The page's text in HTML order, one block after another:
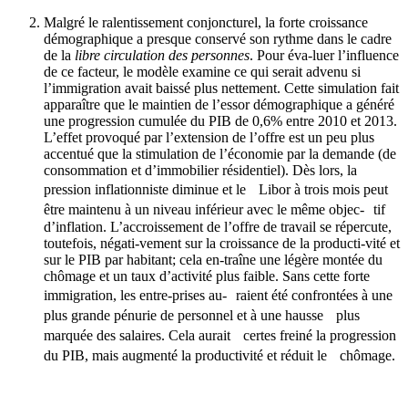
Malgré le ralentissement conjoncturel, la forte croissance
démographique a presque conservé son rythme dans le cadre
de la libre circulation des personnes. Pour éva-luer l’influence
de ce facteur, le modèle examine ce qui serait advenu si
l’immigration avait baissé plus nettement. Cette simulation fait
apparaître que le maintien de l’essor démographique a généré
une progression cumulée du PIB de 0,6% entre 2010 et 2013.
L’effet provoqué par l’extension de l’offre est un peu plus
accentué que la stimulation de l’économie par la demande (de
consommation et d’immobilier résidentiel). Dès lors, la
pression inflationniste diminue et le Libor à trois mois peut
être maintenu à un niveau inférieur avec le même objec- tif
d’inflation. L’accroissement de l’offre de travail se répercute,
toutefois, négati-vement sur la croissance de la producti-vité et
sur le PIB par habitant; cela en-traîne une légère montée du
chômage et un taux d’activité plus faible. Sans cette forte
immigration, les entre-prises au- raient été confrontées à une
plus grande pénurie de personnel et à une hausse plus
marquée des salaires. Cela aurait certes freiné la progression
du PIB, mais augmenté la productivité et réduit le chômage.